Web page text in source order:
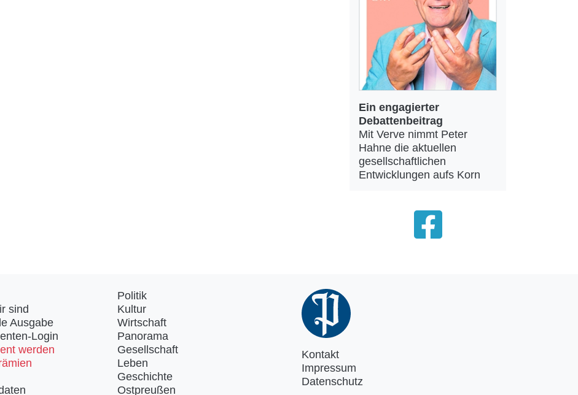
Ein engagierter
Debattenbeitrag
Mit Verve nimmt Peter
Hahne die aktuellen
gesellschaftlichen
Entwicklungen aufs Korn
sind
Ausgabe
Login
werden
Politik
Kultur
Wirtschaft
Panorama
Gesellschaft
Leben
Geschichte
Ostpreußen
Kontakt
Impressum
Datenschutz